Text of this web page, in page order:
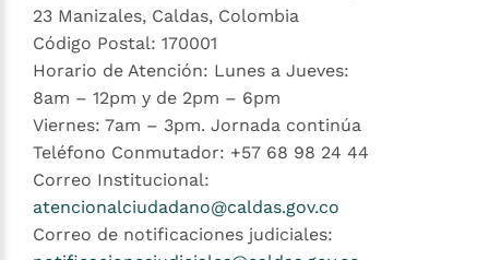
23 Manizales, Caldas, Colombia
Código Postal: 170001
Horario de Atención: Lunes a Jueves:
8am – 12pm y de 2pm – 6pm
Viernes: 7am – 3pm. Jornada continúa
Teléfono Conmutador: +57 68 98 24 44
Correo Institucional:
atencionalciudadano@caldas.gov.co
Correo de notificaciones judiciales: